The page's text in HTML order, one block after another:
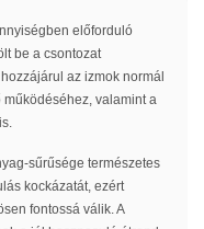
előforduló
be a csontozat
az izmok normál
valamint a
sűrűsége természetes
kockázatát, ezért
fontossá válik. A